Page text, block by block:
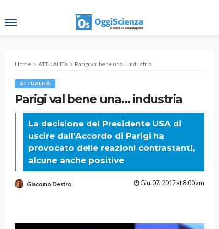
Home ATTUALITÀ Parigi val bene una… industria
ATTUALITÀ
Parigi val bene una… industria
La decisione del Presidente USA di
uscire dall'Accordo di Parigi ha
provocato delle reazioni contrastanti,
alcune anche positive
Giacomo Destro Giu. 07, 2017 at 8:00 am